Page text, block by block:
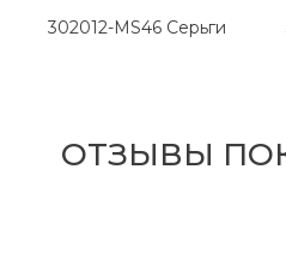
302012-MS46 Серьги
ОТЗЫВЫ